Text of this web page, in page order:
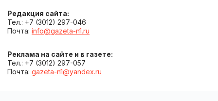
Редакция сайта:
Тел.: +7 (3012) 297-046
Почта: info@gazeta-n1.ru
Реклама на сайте и в газете:
Тел.: +7 (3012) 297-057
Почта: gazeta-n1@yandex.ru